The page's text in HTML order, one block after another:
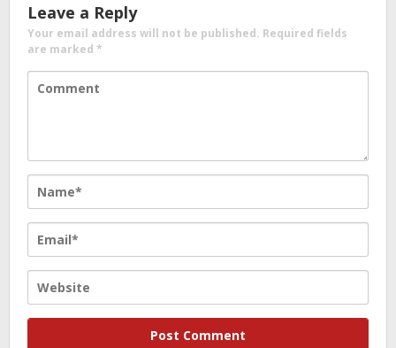
Leave a Reply
Your email address will not be published. Required fields
are marked *